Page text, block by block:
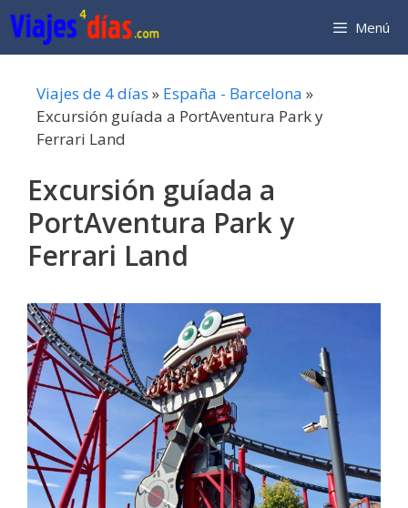
Saltar
al
contenido
Menú
Viajes de 4 días » España - Barcelona »
Excursión guíada a PortAventura Park y
Ferrari Land
Excursión guíada a
PortAventura Park y
Ferrari Land